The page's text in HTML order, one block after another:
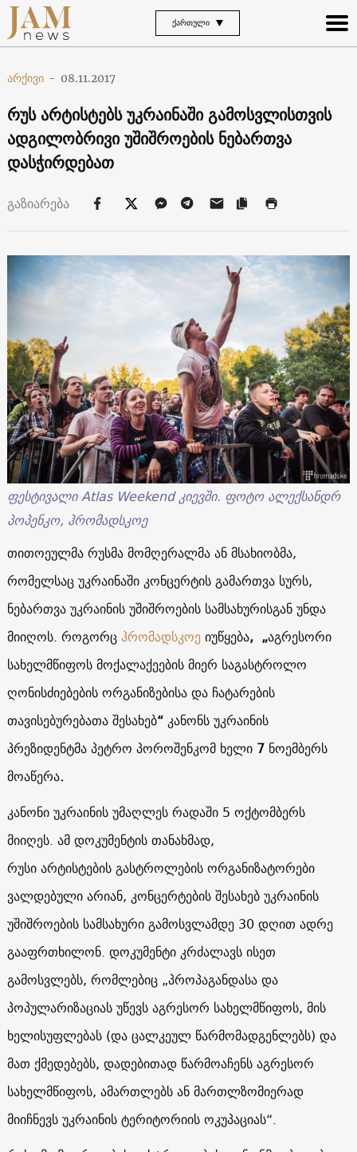
ᲥᲐᲠᲗᲣᲚᲘ
არქივი - 08.11.2017
რუს არტისტებს უკრაინაში გამოსვლისთვის
ადგილობრივი უშიშროების ნებართვა
დასჭირდებათ
გაზიარება
ფესტივალიAtlas Weekendკიევში. ფოტო ალექსანდრ
პოპენკო, ჰრომადსკოე
თითოეულმარუსმამომღერალმა ანმსახიობმა,
რომელსაცუკრაინაშიკონცერტისგამართვა სურს,
ნებართვაუკრაინისუშიშროების სამსახურისგანუნდა
მიიღოს. როგორც ჰრომადსკოეიუწყება, „აგრესორი
სახელმწიფოსმოქალაქეებისმიერ საგასტროლო
ღონისძიებებისორგანიზებისადა ჩატარების
თავისებურებათაშესახებ“კანონსუკრაინის
პრეზიდენტმაპეტრო პოროშენკომ ხელი7 ნოემბერს
მოაწერა.
კანონიუკრაინისუმაღლესრადაში5 ოქტომბერს
მიიღეს. ამდოკუმენტისთანახმად,
რუსიარტისტებისგასტროლებისორგანიზატორები
ვალდებულიარიან, კონცერტებისშესახებუკრაინის
უშიშროების სამსახურიგამოსვლამდე30დღით ადრე
გააფრთხილონ. დოკუმენტიკრძალავსისეთ
გამოსვლებს, რომლებიც„პროპაგანდასადა
პოპულარიზაციასუწევსაგრესორ სახელმწიფოს, მის
ხელისუფლებას(დაცალკეულ წარმომადგენლებს) და
მათ ქმედებებს, დადებითად წარმოაჩენსაგრესორ
სახელმწიფოს, ამართლებსანმართლზომიერად
მიიჩნევსუკრაინისტერიტორიისოკუპაციას“.